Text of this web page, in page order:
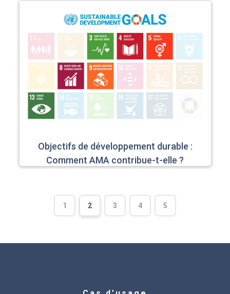
Objectifs de développement durable :
Comment AMA contribue-t-elle ?
1 2 3 4 5